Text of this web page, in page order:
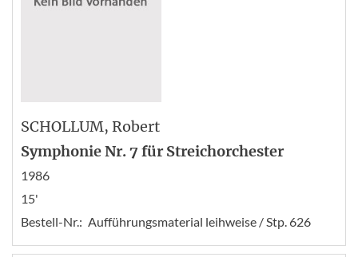
SCHOLLUM, Robert
Symphonie Nr. 7 für Streichorchester
1986
15'
Bestell-Nr.: Aufführungsmaterial leihweise / Stp. 626